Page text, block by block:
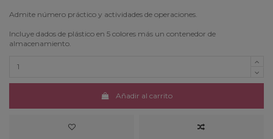
Admite número práctico y actividades de operaciones.
Incluye dados de plástico en 5 colores más un contenedor de
almacenamiento.
Añadir al carrito